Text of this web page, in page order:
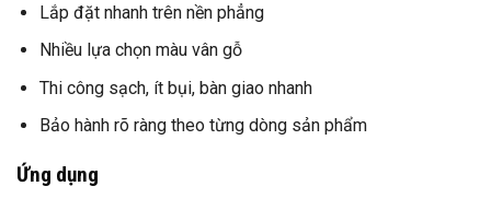
Lắp đặt nhanh trên nền phẳng
Nhiều lựa chọn màu vân gỗ
Thi công sạch, ít bụi, bàn giao nhanh
Bảo hành rõ ràng theo từng dòng sản phẩm
Ứng dụng